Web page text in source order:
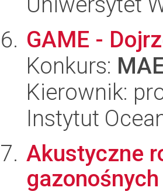
GAME -
Konkurs:
Kierownik:
Instytut
Akustyczne